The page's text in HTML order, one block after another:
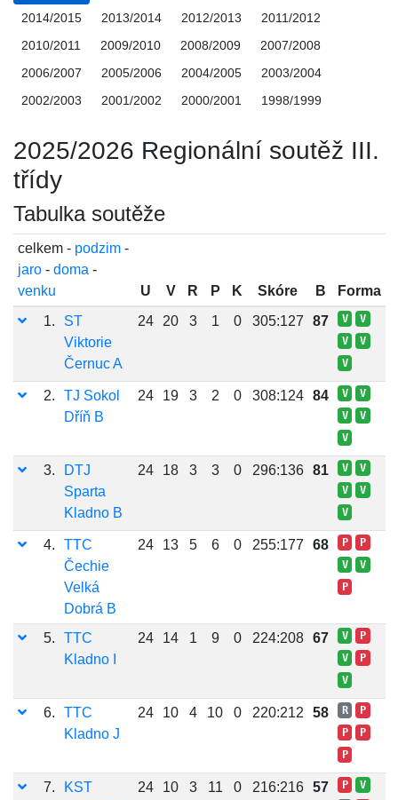
2014/2015
2013/2014 2012/2013
2011/2012
2010/2011
2009/2010 2008/2009
2007/2008
2006/2007
2005/2006 2004/2005
2003/2004
2002/2003
2001/2002 2000/2001 1998/1999
2025/2026 Regionální soutěž III.
třídy
Tabulka soutěže
celkem - podzim-
jaro- doma -
venku
U V R P K Skóre B
Forma
1.
ST
Viktorie
Černuc A
24 20 3 1 0 305:127 87 V
V
V
V
V
2.
TJ Sokol
Dříň B
24 19 3 2 0 308:124 84 V
V
V
V
V
3.
DTJ
Sparta
Kladno B
24 18 3 3 0 296:136 81 V
V
V
V
V
4.
TTC
Čechie
Velká
Dobrá B
24 13 5 6 0 255:177 68 P
P
V
V
P
5.
TTC
Kladno I
24 14 1 9 0 224:208 67 V
P
V
P
V
6.
TTC
Kladno J
24 10 4 10 0 220:212 58 R
P
P
P
P
7.
KST
24 10 3 11 0 216:216 57 P
V